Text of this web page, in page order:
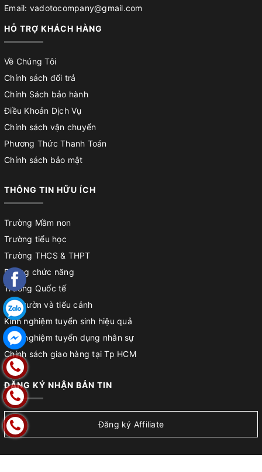
Email: vadotocompany@gmail.com
HỖ TRỢ KHÁCH HÀNG
Về Chúng Tôi
Chính sách đổi trả
Chính Sách bảo hành
Điều Khoản Dịch Vụ
Chính sách vận chuyển
Phương Thức Thanh Toán
Chính sách bảo mật
THÔNG TIN HỮU ÍCH
Trường Mầm non
Trường tiểu học
Trường THCS & THPT
Phòng chức năng
Trường Quốc tế
Sân vườn và tiểu cảnh
Kinh nghiệm tuyển sinh hiệu quả
Kinh nghiệm tuyển dụng nhân sự
Chính sách giao hàng tại Tp HCM
Chính sách đổi trả
Chính sách bảo hành sản phẩm
Hướng dẫn lắp đặt sản phẩm
Hướng dẫn mua hàng
Hướng dẫn thanh toán
ĐĂNG KÝ NHẬN BẢN TIN
Đăng ký Affiliate